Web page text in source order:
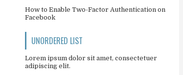
How to Enable Two-Factor Authentication on
Facebook
UNORDERED LIST
Lorem ipsum dolor sit amet, consectetuer
adipiscing elit.